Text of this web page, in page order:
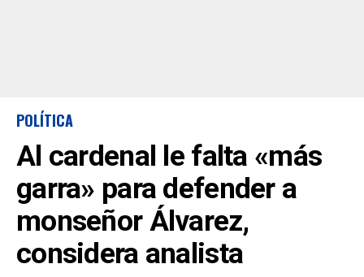
POLÍTICA
Al cardenal le falta «más
garra» para defender a
monseñor Álvarez,
considera analista